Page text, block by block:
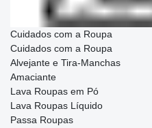
Cuidados com a Roupa
Cuidados com a Roupa
Alvejante e Tira-Manchas
Amaciante
Lava Roupas em Pó
Lava Roupas Líquido
Passa Roupas